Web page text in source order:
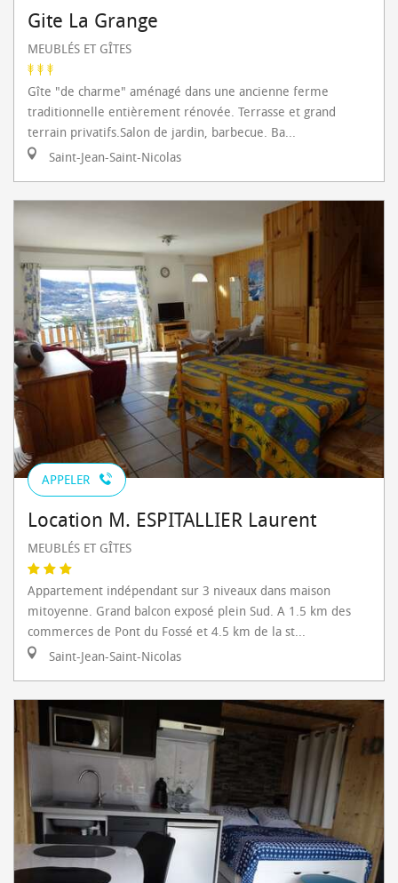
Gite La Grange
MEUBLÉS ET GÎTES
Gîte "de charme" aménagé dans une ancienne ferme
traditionnelle entièrement rénovée. Terrasse et grand
terrain privatifs.Salon de jardin, barbecue. Ba...
Saint-Jean-Saint-Nicolas
APPELER
Location M. ESPITALLIER Laurent
MEUBLÉS ET GÎTES
Appartement indépendant sur 3 niveaux dans maison
mitoyenne. Grand balcon exposé plein Sud. A 1.5 km des
commerces de Pont du Fossé et 4.5 km de la st...
Saint-Jean-Saint-Nicolas